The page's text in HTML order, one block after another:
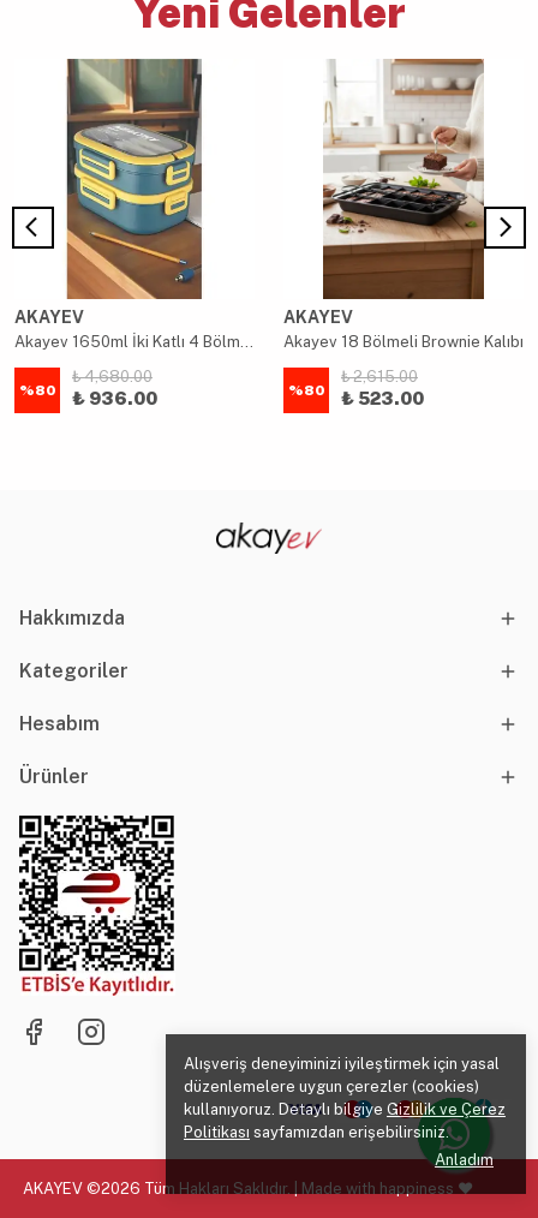
Alışveriş deneyiminizi iyileştirmek için yasal
düzenlemelere uygun çerezler (cookies)
kullanıyoruz. Detaylı bilgiye Gizlilik ve Çerez
Politikası sayfamızdan erişebilirsiniz.
Anladım
Yeni Gelenler
AKAYEV
Akayev 1650ml İki Katlı 4 Bölmeli Çelik Yemek Kabı Mavi
%80
₺ 4,680.00
₺ 936.00
AKAYEV
Akayev 18 Bölmeli Brownie Kalıbı
%80
₺ 2,615.00
₺ 523.00
Hakkımızda
Kategoriler
Hesabım
Ürünler
AKAYEV ©2026 Tüm Hakları Saklıdır. | Made with happiness ♥